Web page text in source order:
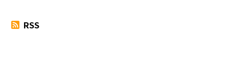
RSS